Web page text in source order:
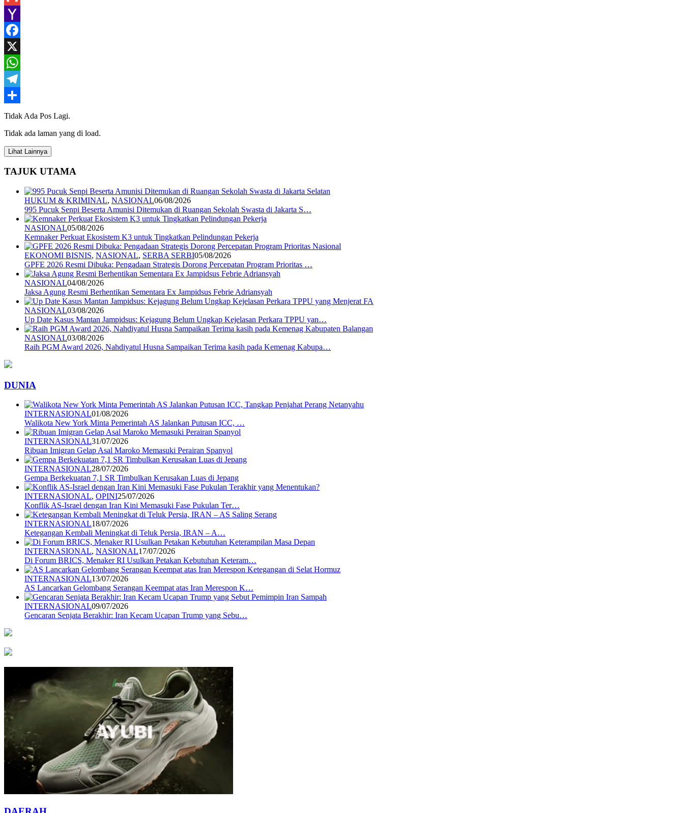
Gmail
Yahoo
Mail
Facebook
X
WhatsApp
Telegram
Share
Tidak Ada Pos Lagi.
Tidak ada laman yang di load.
Lihat Lainnya
TAJUK UTAMA
HUKUM & KRIMINAL, NASIONAL06/08/2026
995 Pucuk Senpi Beserta Amunisi Ditemukan di Ruangan Sekolah Swasta di Jakarta S…
NASIONAL05/08/2026
Kemnaker Perkuat Ekosistem K3 untuk Tingkatkan Pelindungan Pekerja
EKONOMI BISNIS, NASIONAL, SERBA SERBI05/08/2026
GPFE 2026 Resmi Dibuka: Pengadaan Strategis Dorong Percepatan Program Prioritas …
NASIONAL04/08/2026
Jaksa Agung Resmi Berhentikan Sementara Ex Jampidsus Febrie Adriansyah
NASIONAL03/08/2026
Up Date Kasus Mantan Jampidsus: Kejagung Belum Ungkap Kejelasan Perkara TPPU yan…
NASIONAL03/08/2026
Raih PGM Award 2026, Nahdiyatul Husna Sampaikan Terima kasih pada Kemenag Kabupa…
DUNIA
INTERNASIONAL01/08/2026
Walikota New York Minta Pemerintah AS Jalankan Putusan ICC, …
INTERNASIONAL31/07/2026
Ribuan Imigran Gelap Asal Maroko Memasuki Perairan Spanyol
INTERNASIONAL28/07/2026
Gempa Berkekuatan 7,1 SR Timbulkan Kerusakan Luas di Jepang
INTERNASIONAL, OPINI25/07/2026
Konflik AS-Israel dengan Iran Kini Memasuki Fase Pukulan Ter…
INTERNASIONAL18/07/2026
Ketegangan Kembali Meningkat di Teluk Persia, IRAN – A…
INTERNASIONAL, NASIONAL17/07/2026
Di Forum BRICS, Menaker RI Usulkan Petakan Kebutuhan Keteram…
INTERNASIONAL13/07/2026
AS Lancarkan Gelombang Serangan Keempat atas Iran Merespon K…
INTERNASIONAL09/07/2026
Gencaran Senjata Berakhir: Iran Kecam Ucapan Trump yang Sebu…